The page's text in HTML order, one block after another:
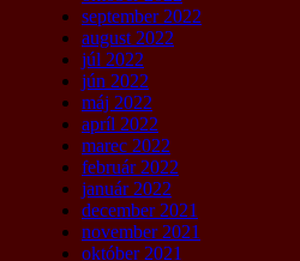
september 2022
august 2022
júl 2022
jún 2022
máj 2022
apríl 2022
marec 2022
február 2022
január 2022
december 2021
november 2021
október 2021